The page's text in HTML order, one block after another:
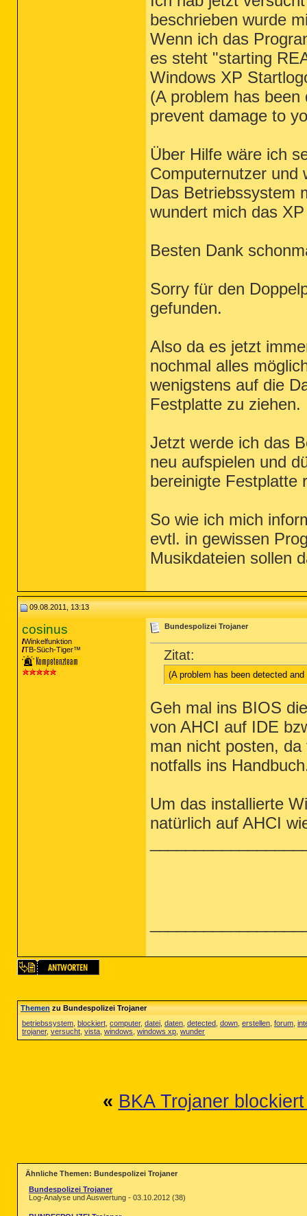
beschrieben wurde
Wenn ich das
es steht "starting
Windows XP
(A problem has
prevent damage to
Über Hilfe wäre ich
Computernutzer und
Das Betriebssystem
wundert mich das
Besten Dank
Sorry für den
gefunden.
Also da es jetzt
nochmal alles
wenigstens auf die
Festplatte zu ziehen.
Jetzt werde ich das
neu aufspielen und
bereinigte Festplatte
So wie ich mich
evtl. in gewissen
Musikdateien sollen
09.08.2011, 13:13
cosinus
Winkelfunktion
TB-Süch-Tiger™
Bundespolizei Trojaner
Zitat:
(A problem has been detected
Geh mal ins BIOS
von AHCI auf IDE
man nicht posten,
notfalls ins
Um das installierte
natürlich auf AHCI
Themenzu Bundespolizei Trojaner
betriebssystem blockiert computer, datei daten detected down erstellen forum
trojaner, versucht vista windows windows xp wunder
« BKA Trojaner
Ähnliche Themen: Bundespolizei Trojaner
Bundespolizei Trojaner
Log-Analyse und Auswertung - 03.10.2012 (38)